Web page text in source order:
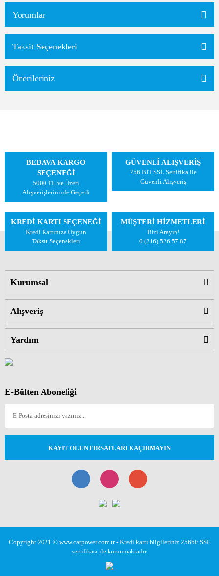
Yorumlar
Taksit Seçenekleri
Önerileriniz
BEDAVA KARGO
SEÇENEĞİ
5000 TL ve Üzeri
Alışverişlerinizde Geçerli
GÜVENLİ ALIŞVERİŞ
256 BIT SSL Sertifika ile
Güvenli Alışveriş
KREDİ KARTI SEÇENEĞİ
Kredi Kartınıza Uygun
Taksit Seçenekleri
MÜŞTERİ HİZMETLERİ
Bizi Arayın!
0 (216) 526 57 87
Kurumsal
Alışveriş
Yardım
E-Bülten Aboneliği
KAYIT OLUN FIRSATLARI KAÇIRMAYIN
Copyright 2021 © www.catpower.com.tr - Kredi kartı bilgileriniz 256bit SSL
sertifikası ile korunmaktadır.